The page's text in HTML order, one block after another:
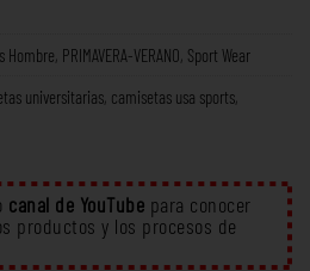
Hombre PRIMAVERA-VERANO Sport Wear
universitarias camisetas usa sports
canal de YouTube para conocer
productos y los procesos de